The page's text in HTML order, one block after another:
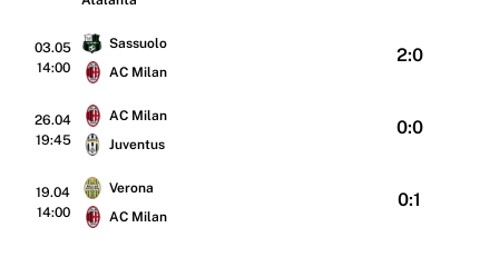
03.05
14:00
Sassuolo
AC Milan
2:0
26.04
19:45
AC Milan
Juventus
0:0
19.04
14:00
Verona
AC Milan
0:1